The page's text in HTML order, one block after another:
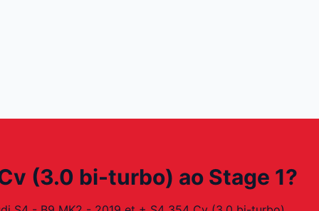
(3.0 bi-turbo) ao Stage 1?